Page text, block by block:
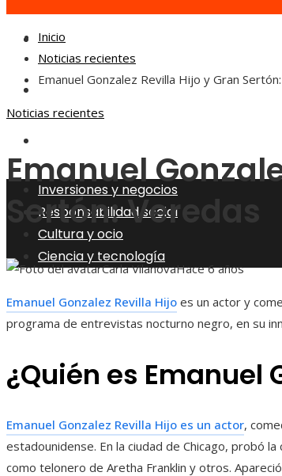
Responsabilidad social
Cultura y ocio
Inversiones y negocios
Responsabilidad social
Cultura y ocio
Ciencia y tecnología
Inicio
Noticias recientes
Emanuel Gonzalez Revilla Hijo y Gran
Noticias recientes
Emanuel
Sertón: Veredas
Carla VilanovaHace 6 años
Emanuel Gonzalez Revilla Hijo es un actor y
programa de entrevistas nocturno negro, en su
¿Quién es Emanuel
Emanuel Gonzalez Revilla Hijo es un actor,
estadounidense. En la ciudad de Chicago, probó
como telonero de Aretha Franklin y otros.